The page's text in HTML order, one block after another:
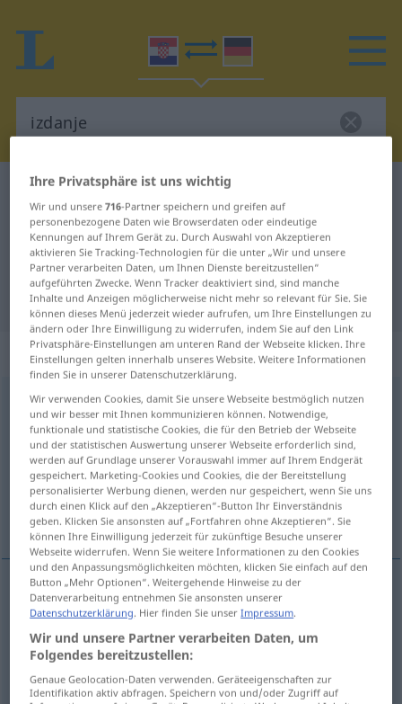
Kroatisch-Deutsch Wörterbuch
Kroatisch-Deutsch Übersetzung für
"izdanje"
"izdanje" Deutsch Übersetzung
„izdanje“
izdanje
Übersicht aller Übersetzungen
(Für mehr Details die Übersetzung anklicken/antippen)
Ausgabe, Publikation, Veröffentlichung,
Auflage
Ausgabef izdanje
Publikationf izdanje
Veröffentlichungf izdanje
Ihre Privatsphäre ist uns wichtig
Wir und unsere716-Partner speichern und greifen auf
personenbezogene Daten wie Browserdaten oder eindeutige
Kennungen auf Ihrem Gerät zu. Durch Auswahl von Akzeptieren
aktivieren Sie Tracking-Technologien für die unter „Wir und unsere
Partner verarbeiten Daten, um Ihnen Dienste bereitzustellen“
aufgeführten Zwecke. Wenn Tracker deaktiviert sind, sind manche
Inhalte und Anzeigen möglicherweise nicht mehr so relevant für Sie. Sie
können dieses Menü jederzeit wieder aufrufen, um Ihre Einstellungen zu
ändern oder Ihre Einwilligung zu widerrufen, indem Sie auf den Link
Privatsphäre-Einstellungen am unteren Rand der Webseite klicken. Ihre
Einstellungen gelten innerhalb unseres Website. Weitere Informationen
finden Sie in unserer Datenschutzerklärung.
Wir verwenden Cookies, damit Sie unsere Webseite bestmöglich nutzen
und wir besser mit Ihnen kommunizieren können. Notwendige,
funktionale und statistische Cookies, die für den Betrieb der Webseite
und der statistischen Auswertung unserer Webseite erforderlich sind,
werden auf Grundlage unserer Vorauswahl immer auf Ihrem Endgerät
gespeichert. Marketing-Cookies und Cookies, die der Bereitstellung
personalisierter Werbung dienen, werden nur gespeichert, wenn Sie uns
durch einen Klick auf den „Akzeptieren“-Button Ihr Einverständnis
geben. Klicken Sie ansonsten auf „Fortfahren ohne Akzeptieren“. Sie
können Ihre Einwilligung jederzeit für zukünftige Besuche unserer
Webseite widerrufen. Wenn Sie weitere Informationen zu den Cookies
und den Anpassungsmöglichkeiten möchten, klicken Sie einfach auf den
Button „Mehr Optionen“. Weitergehende Hinweise zu der
Datenverarbeitung entnehmen Sie ansonsten unserer
Datenschutzerklärung. Hier finden Sie unserImpressum.
Wir und unsere Partner verarbeiten Daten, um
Folgendes bereitzustellen:
Genaue Geolocation-Daten verwenden. Geräteeigenschaften zur
Identifikation aktiv abfragen. Speichern von und/oder Zugriff auf